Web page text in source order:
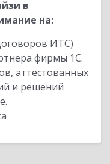
в
на:
ИТС)
фирмы 1С.
аттестованных
и решений